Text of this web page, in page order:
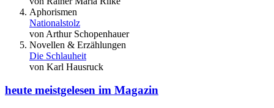
Aphorismen
Nationalstolz
von Arthur Schopenhauer
Novellen & Erzählungen
Die Schlauheit
von Karl Hausruck
heute meistgelesen im Magazin